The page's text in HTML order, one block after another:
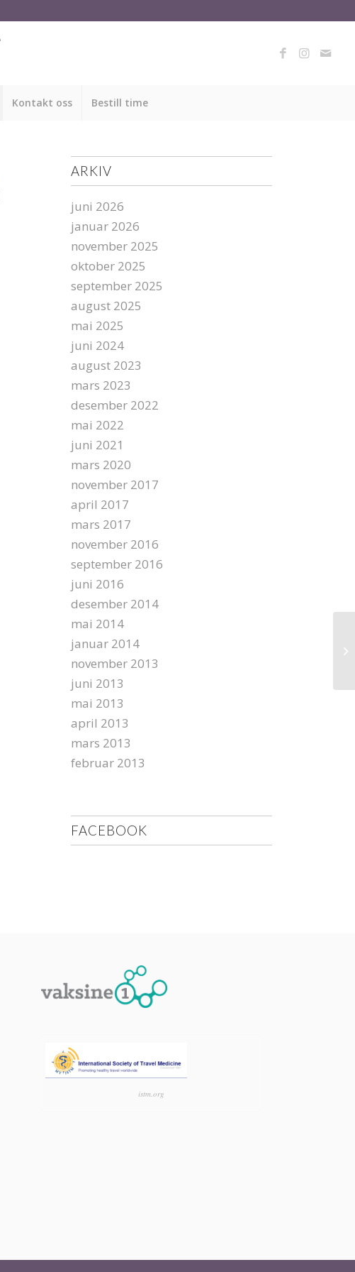
Kontakt oss Bestill time
ARKIV
juni 2026
januar 2026
november 2025
oktober 2025
september 2025
august 2025
mai 2025
juni 2024
august 2023
mars 2023
desember 2022
mai 2022
juni 2021
mars 2020
november 2017
april 2017
mars 2017
november 2016
september 2016
juni 2016
desember 2014
mai 2014
januar 2014
november 2013
juni 2013
mai 2013
april 2013
mars 2013
februar 2013
FACEBOOK
istm.org